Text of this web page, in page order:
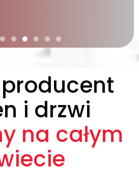
SERIES
w wypełnieniach premium
drzwi Pivot.
SIĘ WIĘCEJ
producent
i drzwi
na całym